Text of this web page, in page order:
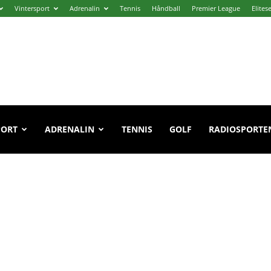
Vintersport Adrenalin Tennis Håndball Premier League
ADRENALIN TENNIS GOLF